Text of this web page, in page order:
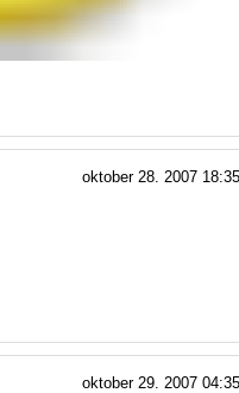
oktober 28. 2007 18:35
oktober 29. 2007 04:35